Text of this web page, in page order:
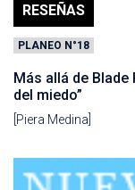
RESEÑAS
PLANEO N°18
Más allá de Blade
del miedo”
[Piera Medina]